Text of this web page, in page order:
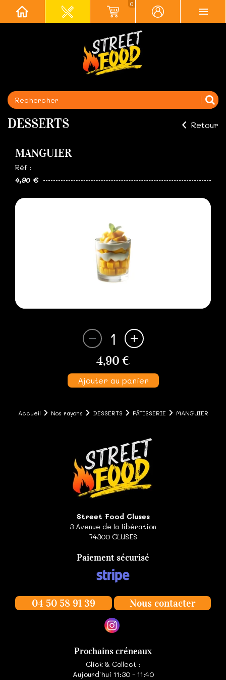
0
DESSERTS Retour
MANGUIER
Réf :
4,90 €
1
4,90 €
Ajouter au panier
Accueil Nos rayons DESSERTS PÂTISSERIE MANGUIER
Street Food Cluses
3 Avenue de la libération
74300 CLUSES
Paiement sécurisé
04 50 58 91 39 Nous contacter
Prochains créneaux
Click & Collect :
Aujourd'hui 11:30 - 11:40